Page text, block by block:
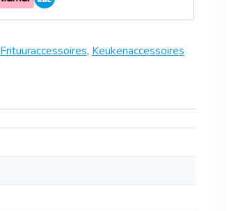
Frituuraccessoires, Keukenaccessoires